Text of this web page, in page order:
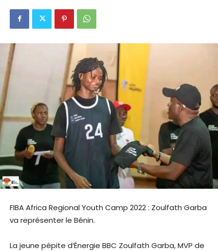
FIBA Africa Regional Youth Camp 2022 : Zoulfath Garba
va représenter le Bénin.
La jeune pépite d’Énergie BBC Zoulfath Garba, MVP de